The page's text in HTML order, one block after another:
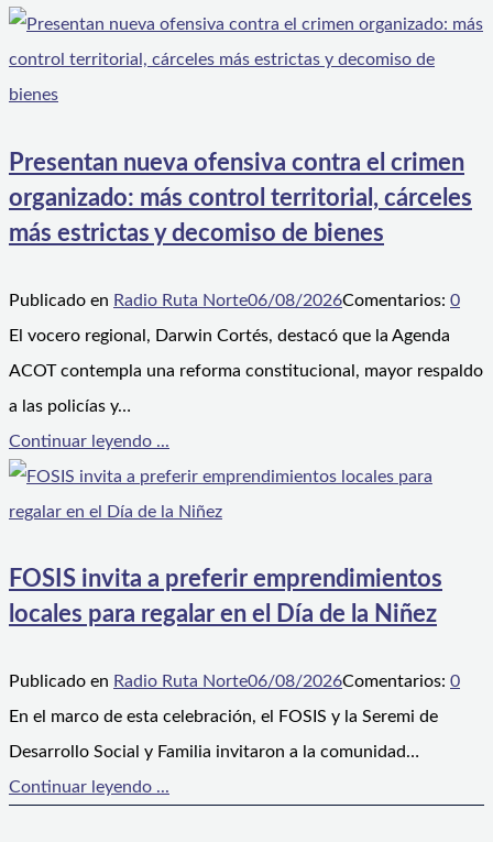
Presentan nueva ofensiva contra el crimen
organizado: más control territorial, cárceles
más estrictas y decomiso de bienes
Publicado en Radio Ruta Norte06/08/2026Comentarios: 0
El vocero regional, Darwin Cortés, destacó que la Agenda
ACOT contempla una reforma constitucional, mayor respaldo
a las policías y…
Continuar leyendo ...
FOSIS invita a preferir emprendimientos
locales para regalar en el Día de la Niñez
Publicado en Radio Ruta Norte06/08/2026Comentarios: 0
En el marco de esta celebración, el FOSIS y la Seremi de
Desarrollo Social y Familia invitaron a la comunidad…
Continuar leyendo ...